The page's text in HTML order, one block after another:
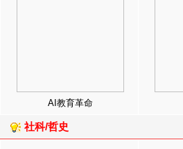
AI教育革命
社科/哲史